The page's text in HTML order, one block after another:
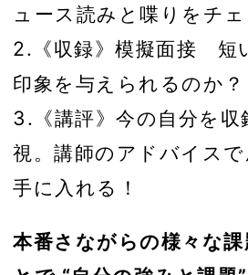
ュース読みと喋りをチェ
2.《収録》模擬面接 短
印象を与えられるのか？
3.《講評》今の自分を収
視。講師のアドバイス
手に入れる！
本番さながらの様々な